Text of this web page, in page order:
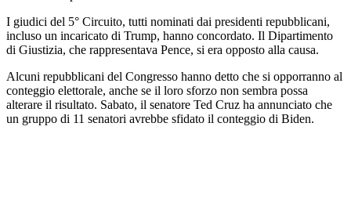
I giudici del 5° Circuito, tutti nominati dai presidenti repubblicani,
incluso un incaricato di Trump, hanno concordato. Il Dipartimento
di Giustizia, che rappresentava Pence, si era opposto alla causa.
Alcuni repubblicani del Congresso hanno detto che si opporranno al
conteggio elettorale, anche se il loro sforzo non sembra possa
alterare il risultato. Sabato, il senatore Ted Cruz ha annunciato che
un gruppo di 11 senatori avrebbe sfidato il conteggio di Biden.